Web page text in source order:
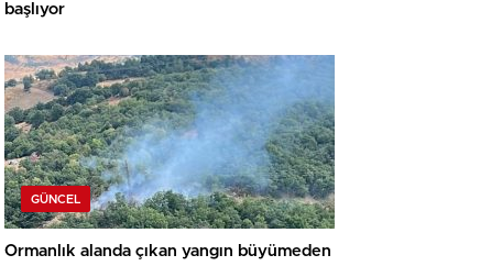
başlıyor
GÜNCEL
Ormanlık alanda çıkan yangın büyümeden